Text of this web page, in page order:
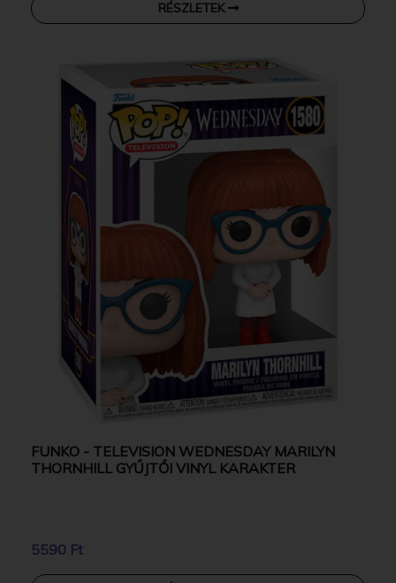
RÉSZLETEK
FUNKO - TELEVISION WEDNESDAY MARILYN
THORNHILL GYŰJTŐI VINYL KARAKTER
5590 Ft